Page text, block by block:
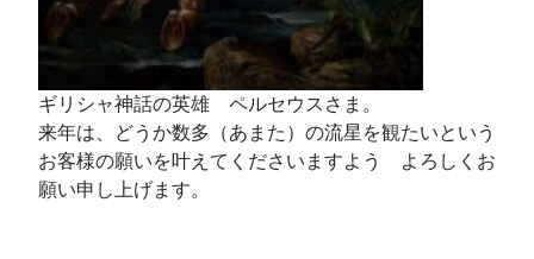
ギリシャ神話の英雄 ペルセウスさま。
来年は、どうか数多（あまた）の流星を観たいという
お客様の願いを叶えてくださいますよう よろしくお
願い申し上げます。